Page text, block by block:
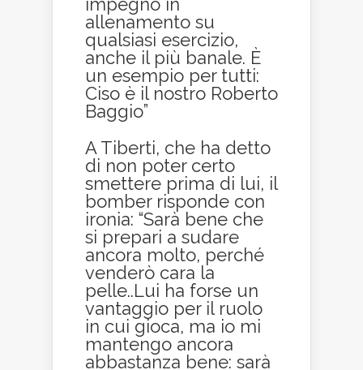
allenamento su
qualsiasi esercizio,
anche il più banale. È
un esempio per tutti:
Ciso è il nostro Roberto
Baggio”
A Tiberti, che ha detto
di non poter certo
smettere prima di lui, il
bomber risponde con
ironia: “Sarà bene che
si prepari a sudare
ancora molto, perché
venderò cara la
pelle..Lui ha forse un
vantaggio per il ruolo
in cui gioca, ma io mi
mantengo ancora
abbastanza bene: sarà